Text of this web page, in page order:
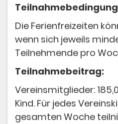
Die Ferienfreizeiten
wenn sich jeweils
Teilnehmende pro
Teilnahmebeitrag:
Vereinsmitglieder:
Kind. Für jedes
gesamten Woche